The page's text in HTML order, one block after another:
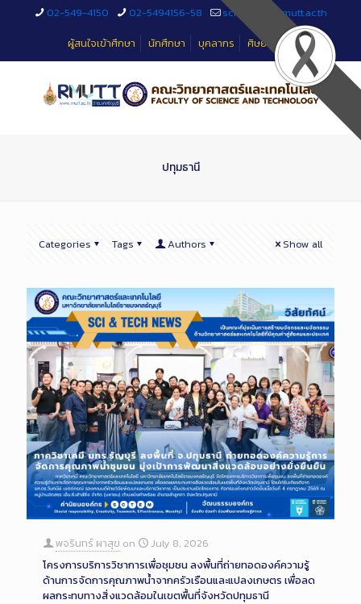
02-549-4150 02-5494156-58
sciteched@rmutt.ac.th
ผู้สนใจเข้าศึกษา
นักศึกษา บุคลากร ศิษย์เก่า
ปทุมธานี
Categories Tags Authors Show all
พจรินทร์ ผาสุข on
July 8, 2026
โครงการบริการวิชาการเพื่อชุมชน ลงพื้นที่ถ่ายทอดองค์ความรู้
ด้านการจัดการคุณภาพน้ำจากครัวเรือนและแปลงเกษตร เพื่อลด
ผลกระทบทางสิ่งแวดล้อมในเขตพื้นที่จังหวัดปทุมธานี